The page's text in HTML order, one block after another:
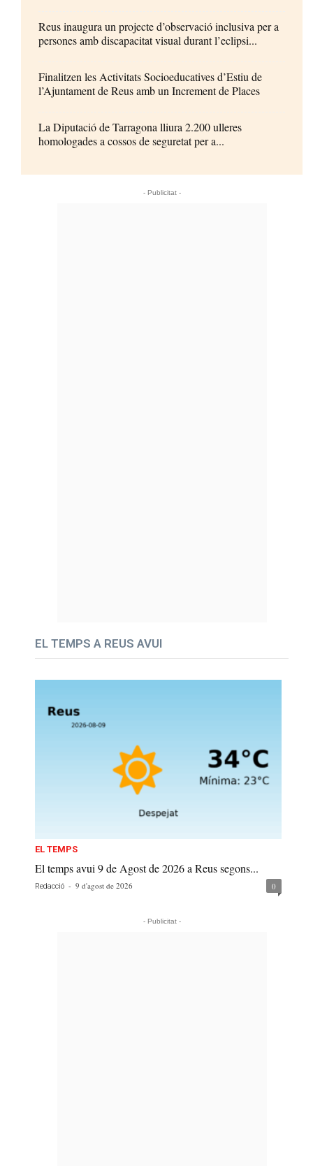
Reus inaugura un projecte d’observació inclusiva per a
persones amb discapacitat visual durant l’eclipsi...
Finalitzen les Activitats Socioeducatives d’Estiu de
l’Ajuntament de Reus amb un Increment de Places
La Diputació de Tarragona lliura 2.200 ulleres
homologades a cossos de seguretat per a...
- Publicitat -
EL TEMPS A REUS AVUI
EL TEMPS
El temps avui 9 de Agost de 2026 a Reus segons...
Redacció - 9 d'agost de 2026 0
- Publicitat -